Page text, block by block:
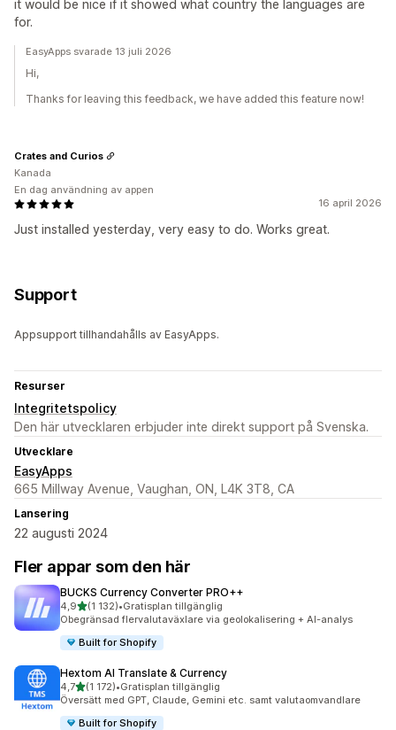
it would be nice if it showed what country the languages are
for.
EasyApps svarade 13 juli 2026
Hi,
Thanks for leaving this feedback, we have added this feature now!
16 april 2026
Just installed yesterday, very easy to do. Works great.
Crates and Curios
Kanada
En dag användning av appen
Support
Appsupport tillhandahålls av EasyApps.
Resurser
Integritetspolicy
Den här utvecklaren erbjuder inte direkt support på Svenska.
Utvecklare
EasyApps
665 Millway Avenue, Vaughan, ON, L4K 3T8, CA
Lansering
22 augusti 2024
Fler appar som den här
BUCKS Currency Converter PRO++
4,9av 5 stjärnor
(1 132)
1132 recensioner totalt
•Gratisplan tillgänglig
Obegränsad flervalutaväxlare via geolokalisering + AI-analys
Built for Shopify
Hextom AI Translate & Currency
4,7av 5 stjärnor
(1 172)
1172 recensioner totalt
•Gratisplan tillgänglig
Översätt med GPT, Claude, Gemini etc. samt valutaomvandlare
Built for Shopify